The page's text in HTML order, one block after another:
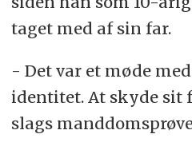
taget med af sin far.
- Det var et møde
identitet. At skyde sit
slags